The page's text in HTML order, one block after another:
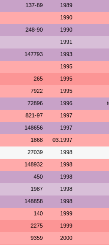
137-89 1989
1990
248-90 1990
1991
147793 1993
1995
265 1995
7922 1995
72896 1996
821-97 1997
148656 1997
1868 03.1997
27039 1998
148932 1998
450 1998
1987 1998
148858 1998
140 1999
2275 1999
9359 2000